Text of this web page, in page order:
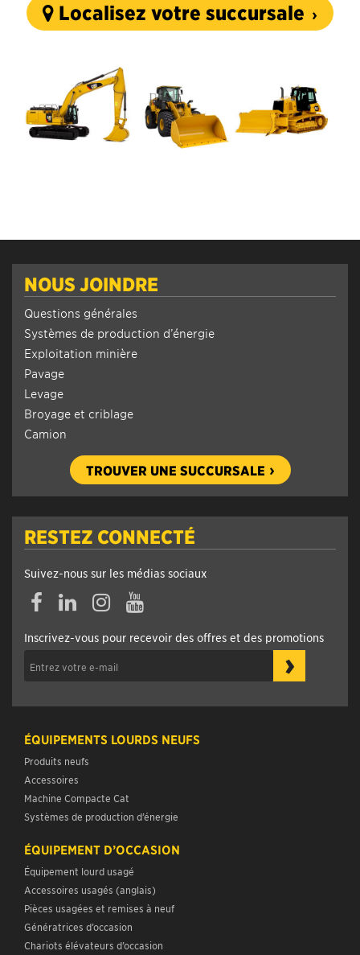
Localisez votre succursale
NOUS JOINDRE
Questions générales
Systèmes de production d’énergie
Exploitation minière
Pavage
Levage
Broyage et criblage
Camion
TROUVER UNE SUCCURSALE
RESTEZ CONNECTÉ
Suivez-nous sur les médias sociaux
Inscrivez-vous pour recevoir des offres et des promotions
›
ÉQUIPEMENTS LOURDS NEUFS
Produits neufs
Accessoires
Machine Compacte Cat
Systèmes de production d’énergie
ÉQUIPEMENT D’OCCASION
Équipement lourd usagé
Accessoires usagés (anglais)
Pièces usagées et remises à neuf
Génératrices d’occasion
Chariots élévateurs d’occasion